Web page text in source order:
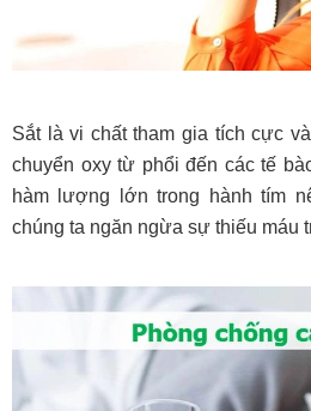
Sắt là vi chất tham gia tích cực
chuyển oxy từ phổi đến các tế
hàm lượng lớn trong hành tím
chúng ta ngăn ngừa sự thiếu máu